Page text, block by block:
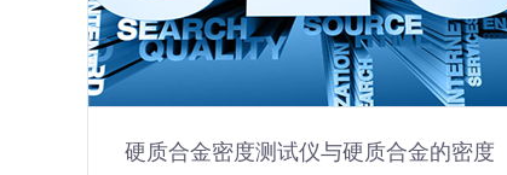
硬质合金密度测试仪与硬质合金的密度